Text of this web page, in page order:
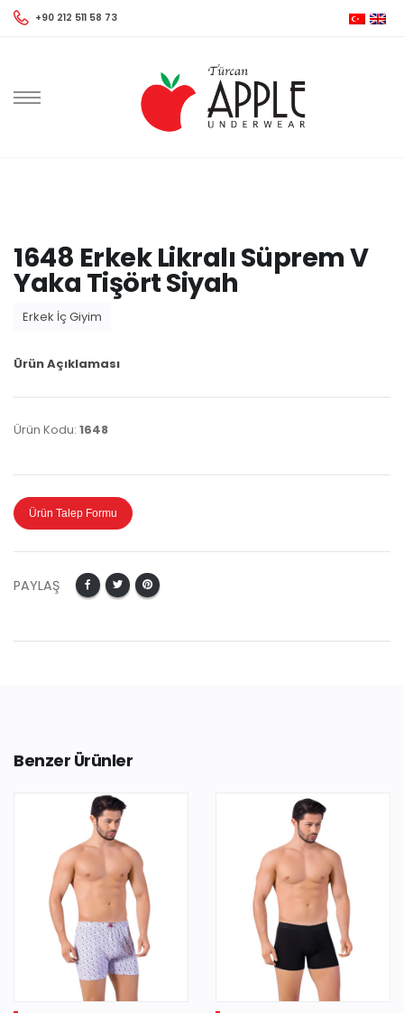
+90 212 511 58 73
1648 Erkek Likralı Süprem V
Yaka Tişört Siyah
Erkek İç Giyim
Ürün Açıklaması
Ürün Kodu: 1648
Ürün Talep Formu
PAYLAŞ
Benzer Ürünler